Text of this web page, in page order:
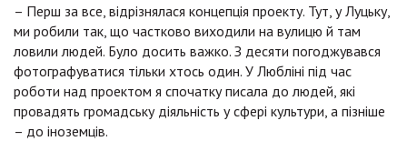
– Перш за все, відрізнялася концепція проекту. Тут, у Луцьку,
ми робили так, що частково виходили на вулицю й там
ловили людей. Було досить важко. З десяти погоджувався
фотографуватися тільки хтось один. У Любліні під час
роботи над проектом я спочатку писала до людей, які
провадять громадську діяльність у сфері культури, а пізніше
– до іноземців.